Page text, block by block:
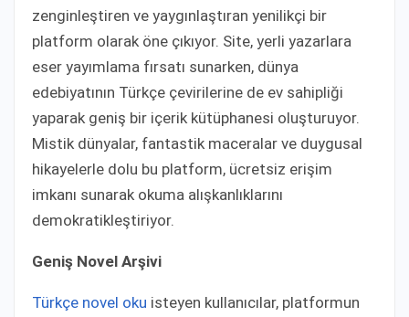
zenginleştiren ve yaygınlaştıran yenilikçi bir
platform olarak öne çıkıyor. Site, yerli yazarlara
eser yayımlama fırsatı sunarken, dünya
edebiyatının Türkçe çevirilerine de ev sahipliği
yaparak geniş bir içerik kütüphanesi oluşturuyor.
Mistik dünyalar, fantastik maceralar ve duygusal
hikayelerle dolu bu platform, ücretsiz erişim
imkanı sunarak okuma alışkanlıklarını
demokratikleştiriyor.​
Geniş Novel Arşivi
Türkçe novel oku isteyen kullanıcılar, platformun